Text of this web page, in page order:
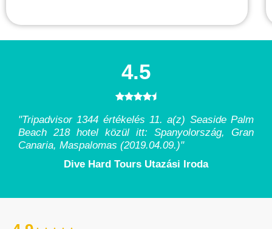
4.5
"Tripadvisor 1344 értékelés 11. a(z) Seaside Palm
Beach 218 hotel közül itt: Spanyolország, Gran
Canaria, Maspalomas (2019.04.09.)"
Dive Hard Tours Utazási Iroda